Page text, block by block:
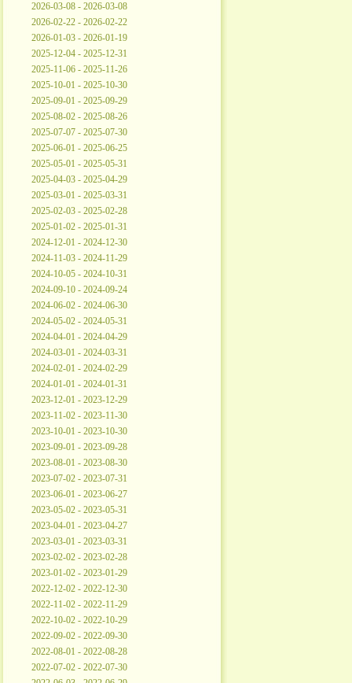
2026-03-08 - 2026-03-08
2026-02-22 - 2026-02-22
2026-01-03 - 2026-01-19
2025-12-04 - 2025-12-31
2025-11-06 - 2025-11-26
2025-10-01 - 2025-10-30
2025-09-01 - 2025-09-29
2025-08-02 - 2025-08-26
2025-07-07 - 2025-07-30
2025-06-01 - 2025-06-25
2025-05-01 - 2025-05-31
2025-04-03 - 2025-04-29
2025-03-01 - 2025-03-31
2025-02-03 - 2025-02-28
2025-01-02 - 2025-01-31
2024-12-01 - 2024-12-30
2024-11-03 - 2024-11-29
2024-10-05 - 2024-10-31
2024-09-10 - 2024-09-24
2024-06-02 - 2024-06-30
2024-05-02 - 2024-05-31
2024-04-01 - 2024-04-29
2024-03-01 - 2024-03-31
2024-02-01 - 2024-02-29
2024-01-01 - 2024-01-31
2023-12-01 - 2023-12-29
2023-11-02 - 2023-11-30
2023-10-01 - 2023-10-30
2023-09-01 - 2023-09-28
2023-08-01 - 2023-08-30
2023-07-02 - 2023-07-31
2023-06-01 - 2023-06-27
2023-05-02 - 2023-05-31
2023-04-01 - 2023-04-27
2023-03-01 - 2023-03-31
2023-02-02 - 2023-02-28
2023-01-02 - 2023-01-29
2022-12-02 - 2022-12-30
2022-11-02 - 2022-11-29
2022-10-02 - 2022-10-29
2022-09-02 - 2022-09-30
2022-08-01 - 2022-08-28
2022-07-02 - 2022-07-30